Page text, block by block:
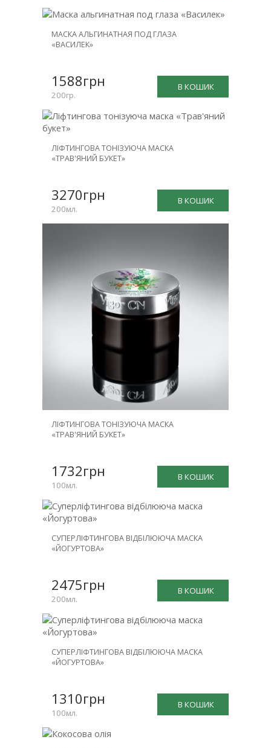
МАСКА АЛЬГИНАТНАЯ ПОД ГЛАЗА
«ВАСИЛЕК»
В КОШИК
1588грн
200гр.
ЛІФТИНГОВА ТОНІЗУЮЧА МАСКА
«ТРАВ'ЯНИЙ БУКЕТ»
В КОШИК
3270грн
200мл.
ЛІФТИНГОВА ТОНІЗУЮЧА МАСКА
«ТРАВ'ЯНИЙ БУКЕТ»
В КОШИК
1732грн
100мл.
СУПЕРЛІФТИНГОВА ВІДБІЛЮЮЧА МАСКА
«ЙОГУРТОВА»
В КОШИК
2475грн
200мл.
СУПЕРЛІФТИНГОВА ВІДБІЛЮЮЧА МАСКА
«ЙОГУРТОВА»
В КОШИК
1310грн
100мл.